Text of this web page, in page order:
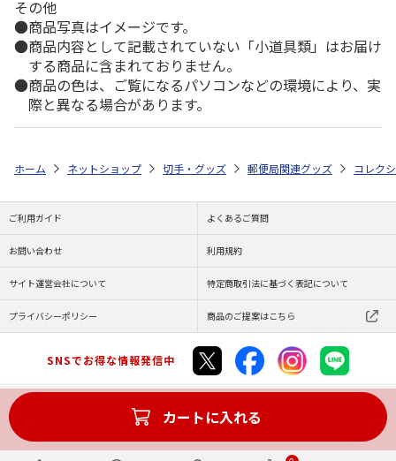
その他
商品写真はイメージです。
商品内容として記載されていない「小道具類」はお届け
する商品に含まれておりません。
商品の色は、ご覧になるパソコンなどの環境により、実
際と異なる場合があります。
カートに入れる
ホーム ネットショップ 切手・グッズ 郵便局関連グッズ コレク
ご利用ガイド よくあるご質問
お問い合わせ 利用規約
サイト運営会社について 特定商取引法に基づく表記について
プライバシーポリシー 商品のご提案はこちら
SNSでお得な情報発信中